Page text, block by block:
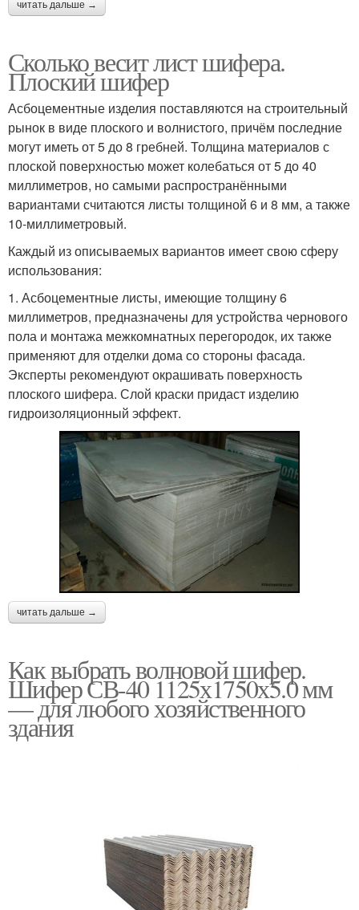
читать дальше →
Сколько весит лист шифера.
Плоский шифер
Асбоцементные изделия поставляются на строительный
рынок в виде плоского и волнистого, причём последние
могут иметь от 5 до 8 гребней. Толщина материалов с
плоской поверхностью может колебаться от 5 до 40
миллиметров, но самыми распространёнными
вариантами считаются листы толщиной 6 и 8 мм, а также
10-миллиметровый.
Каждый из описываемых вариантов имеет свою сферу
использования:
1. Асбоцементные листы, имеющие толщину 6
миллиметров, предназначены для устройства чернового
пола и монтажа межкомнатных перегородок, их также
применяют для отделки дома со стороны фасада.
Эксперты рекомендуют окрашивать поверхность
плоского шифера. Слой краски придаст изделию
гидроизоляционный эффект.
читать дальше →
Как выбрать волновой шифер.
Шифер СВ-40 1125х1750х5.0 мм
— для любого хозяйственного
здания